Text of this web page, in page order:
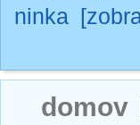
ninka
domov